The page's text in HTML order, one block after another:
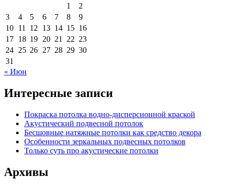
1
2
3
4 5 6 7 8
9
10 11 12 13 14 15 16
17 18 19 20 21 22 23
24 25 26 27 28 29 30
31
« Июн
Интересные записи
Покраска потолка водно-дисперсионной краской
Акустический подвесной потолок
Бесшовные натяжные потолки как средство декора
Особенности зеркальных подвесных потолков
Только суть про акустические потолки
Архивы